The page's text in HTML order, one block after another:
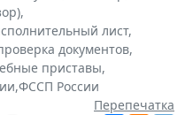
,
лист,
документов,
приставы,
,ФССП России
Перепечатка